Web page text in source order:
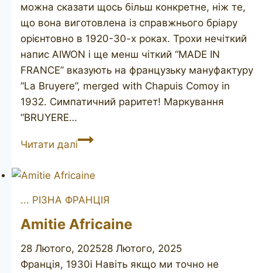
можна сказати щось більш конкретне, ніж те,
що вона виготовлена із справжнього бріару
орієнтовно в 1920-30-х роках. Трохи нечіткий
напис AIWON і ще менш чіткий “MADE IN
FRANCE” вказують на французьку мануфактуру
“La Bruyere”, merged with Chapuis Comoy in
1932. Симпатичний раритет! Маркування
“BRUYERE…
Читати даліAIWON
Garantie
... РІЗНА ФРАНЦІЯ
Amitie Africaine
28 Лютого, 202528 Лютого, 2025
Франція, 1930і Навіть якщо ми точно не